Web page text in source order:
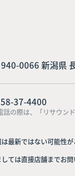
940-0066 新潟県
37-4400
話の際は、「リサウン
最新ではない可能性
ては直接店舗までお問